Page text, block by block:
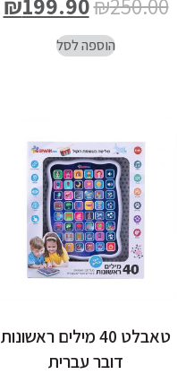
₪250.00
₪199.90
הוספה לסל
טאבלט 40 מילים ראשונות
דובר עברית